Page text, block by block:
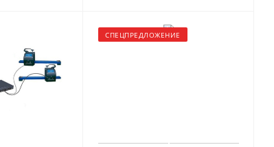
СПЕЦПРЕДЛОЖЕНИЕ